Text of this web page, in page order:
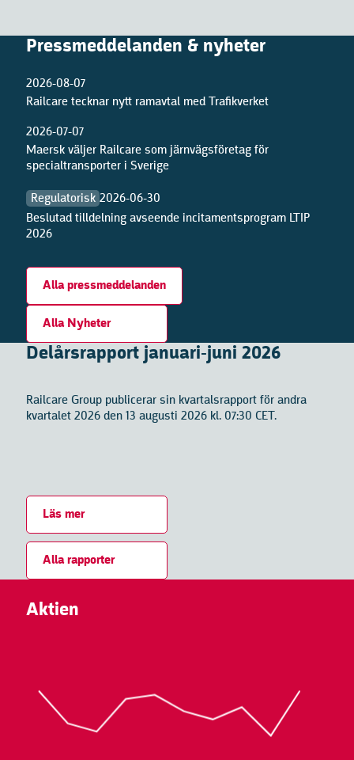
Pressmeddelanden & nyheter
2026-08-07
Railcare tecknar nytt ramavtal med Trafikverket
2026-07-07
Maersk väljer Railcare som järnvägsföretag för
specialtransporter i Sverige
Regulatorisk 2026-06-30
Beslutad tilldelning avseende incitamentsprogram LTIP
2026
Alla pressmeddelanden
Alla Nyheter
Delårsrapport januari-juni 2026
Railcare Group publicerar sin kvartalsrapport för andra
kvartalet 2026 den 13 augusti 2026 kl. 07:30 CET.
Läs mer
Alla rapporter
Aktien